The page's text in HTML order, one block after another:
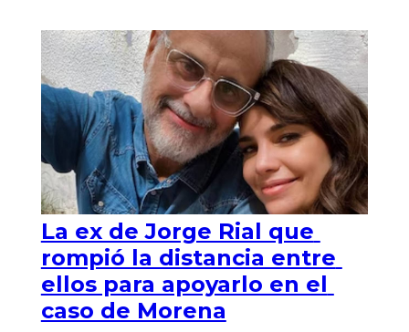
La ex de Jorge Rial que
rompió la distancia entre
ellos para apoyarlo en el
caso de Morena